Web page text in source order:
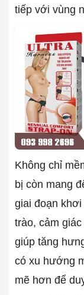
tiếp với vùng
Không chỉ
bị còn mang
giai đoạn
trào, cảm
giúp tăng
có xu hướng
mẽ hơn để